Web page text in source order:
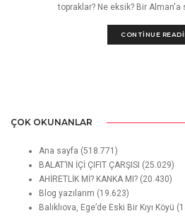
topraklar? Ne eksik? Bir Alman'a
CONTINUE
ÇOK OKUNANLAR
Ana sayfa (518.771)
BALAT’IN İÇİ ÇIFIT ÇARŞISI (25.029)
AHİRETLİK Mİ? KANKA MI? (20.430)
Blog yazılarım (19.623)
Balıklıova, Ege’de Eski Bir Kıyı Köyü